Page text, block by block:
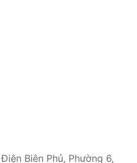
Điện Biên Phủ, Phường 6,